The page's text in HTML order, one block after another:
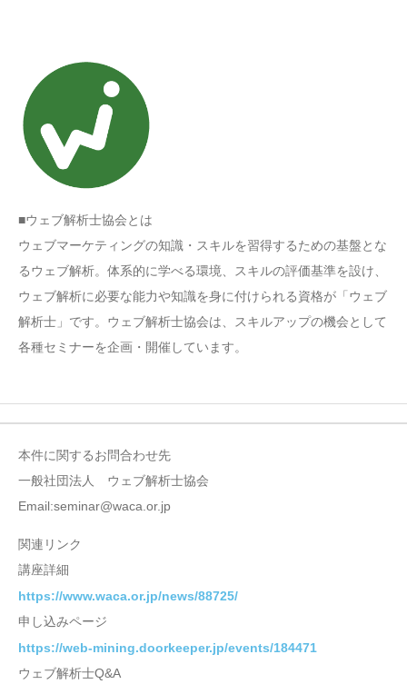
■ウェブ解析士協会とは
ウェブマーケティングの知識・スキルを習得するための基盤とな
るウェブ解析。体系的に学べる環境、スキルの評価基準を設け、
ウェブ解析に必要な能力や知識を身に付けられる資格が「ウェブ
解析士」です。ウェブ解析士協会は、スキルアップの機会として
各種セミナーを企画・開催しています。
本件に関するお問合わせ先
一般社団法人 ウェブ解析士協会
Email:seminar@waca.or.jp
関連リンク
講座詳細
https://www.waca.or.jp/news/88725/
申し込みページ
https://web-mining.doorkeeper.jp/events/184471
ウェブ解析士Q&A